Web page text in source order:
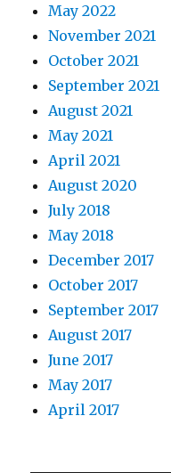
May 2022
November 2021
October 2021
September 2021
August 2021
May 2021
April 2021
August 2020
July 2018
May 2018
December 2017
October 2017
September 2017
August 2017
June 2017
May 2017
April 2017